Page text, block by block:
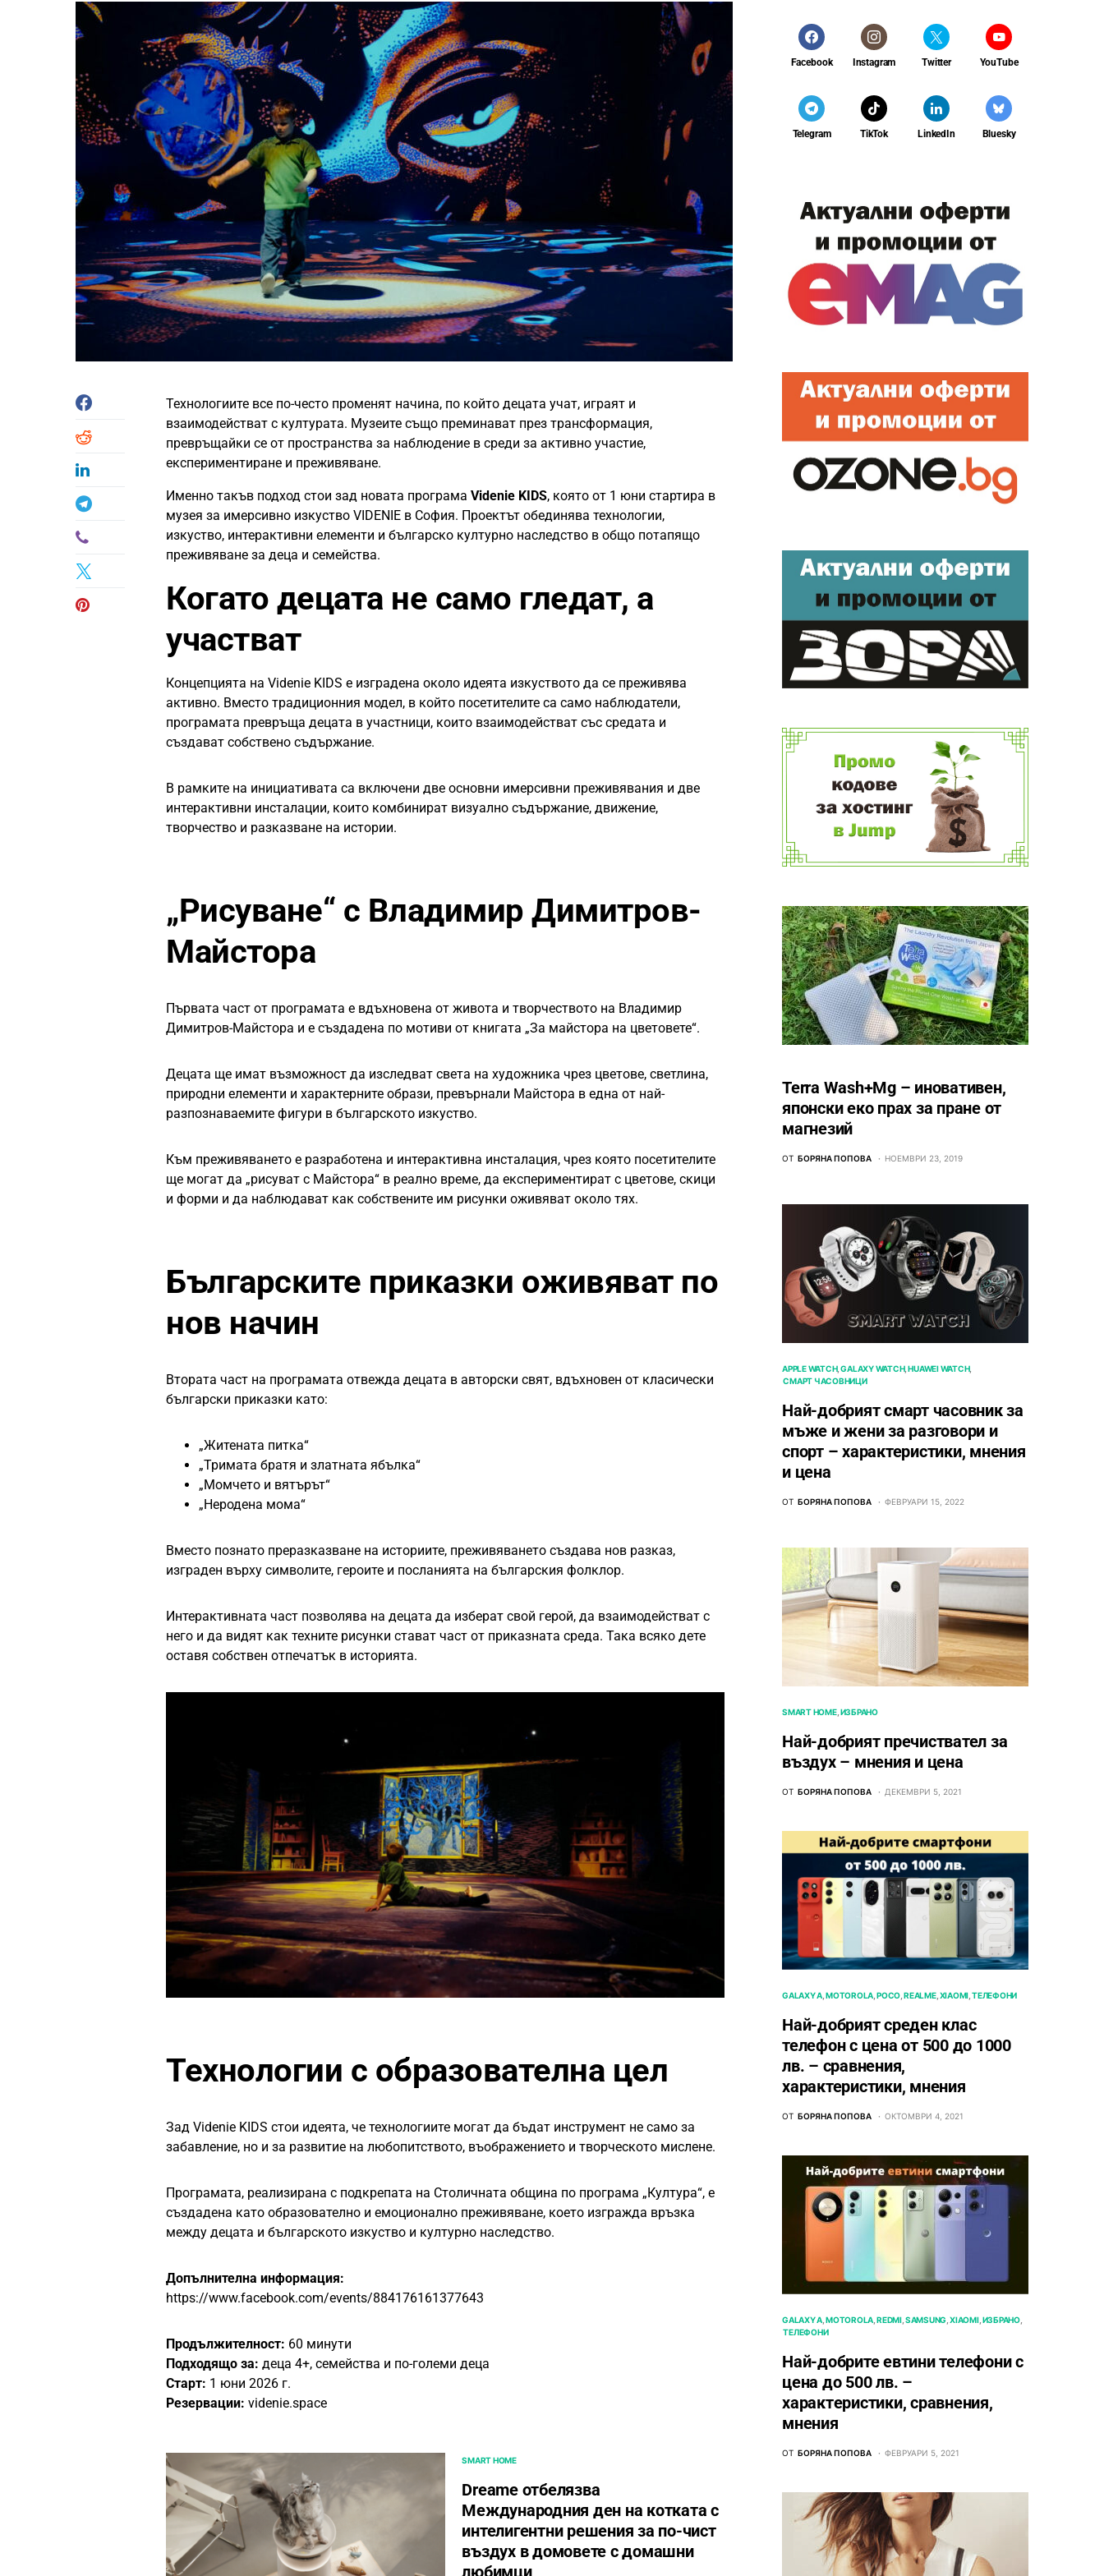
Технологиите все по-често променят начина, по който децата учат, играят и
взаимодействат с културата. Музеите също преминават през трансформация,
превръщайки се от пространства за наблюдение в среди за активно участие,
експериментиране и преживяване.
Именно такъв подход стои зад новата програма Videnie KIDS, която от 1 юни стартира в
музея за имерсивно изкуство VIDENIE в София. Проектът обединява технологии,
изкуство, интерактивни елементи и българско културно наследство в общо потапящо
преживяване за деца и семейства.
Когато децата не само гледат, а
участват
Концепцията на Videnie KIDS е изградена около идеята изкуството да се преживява
активно. Вместо традиционния модел, в който посетителите са само наблюдатели,
програмата превръща децата в участници, които взаимодействат със средата и
създават собствено съдържание.
В рамките на инициативата са включени две основни имерсивни преживявания и две
интерактивни инсталации, които комбинират визуално съдържание, движение,
творчество и разказване на истории.
„Рисуване“ с Владимир Димитров-
Майстора
Първата част от програмата е вдъхновена от живота и творчеството на Владимир
Димитров-Майстора и е създадена по мотиви от книгата „За майстора на цветовете“.
Децата ще имат възможност да изследват света на художника чрез цветове, светлина,
природни елементи и характерните образи, превърнали Майстора в една от най-
разпознаваемите фигури в българското изкуство.
Към преживяването е разработена и интерактивна инсталация, чрез която посетителите
ще могат да „рисуват с Майстора“ в реално време, да експериментират с цветове, скици
и форми и да наблюдават как собствените им рисунки оживяват около тях.
Българските приказки оживяват по
нов начин
Втората част на програмата отвежда децата в авторски свят, вдъхновен от класически
български приказки като:
„Житената питка“
„Тримата братя и златната ябълка“
„Момчето и вятърът“
„Неродена мома“
Вместо познато преразказване на историите, преживяването създава нов разказ,
изграден върху символите, героите и посланията на българския фолклор.
Интерактивната част позволява на децата да изберат свой герой, да взаимодействат с
него и да видят как техните рисунки стават част от приказната среда. Така всяко дете
оставя собствен отпечатък в историята.
Технологии с образователна цел
Зад Videnie KIDS стои идеята, че технологиите могат да бъдат инструмент не само за
забавление, но и за развитие на любопитството, въображението и творческото мислене.
Програмата, реализирана с подкрепата на Столичната община по програма „Култура“, е
създадена като образователно и емоционално преживяване, което изгражда връзка
между децата и българското изкуство и културно наследство.
Допълнителна информация:
https://www.facebook.com/events/884176161377643
Продължителност: 60 минути
Подходящо за: деца 4+, семейства и по-големи деца
Старт: 1 юни 2026 г.
Резервации: videnie.space
SMART HOME
Dreame отбелязва
Международния ден на котката с
интелигентни решения за по-чист
въздух в домовете с домашни
любимци
Facebook Instagram Twitter YouTube
Telegram TikTok LinkedIn Bluesky
Terra Wash+Mg – иновативен,
японски еко прах за пране от
магнезий
ОТ БОРЯНА ПОПОВА НОЕМВРИ 23, 2019
APPLE WATCH GALAXY WATCH HUAWEI WATCH
СМАРТ ЧАСОВНИЦИ
Най-добрият смарт часовник за
мъже и жени за разговори и
спорт – характеристики, мнения
и цена
ОТ БОРЯНА ПОПОВА ФЕВРУАРИ 15, 2022
SMART HOME ИЗБРАНО
Най-добрият пречиствател за
въздух – мнения и цена
ОТ БОРЯНА ПОПОВА ДЕКЕМВРИ 5, 2021
GALAXY A MOTOROLA POCO REALME XIAOMI ТЕЛЕФОНИ
Най-добрият среден клас
телефон с цена от 500 до 1000
лв. – сравнения,
характеристики, мнения
ОТ БОРЯНА ПОПОВА ОКТОМВРИ 4, 2021
GALAXY A MOTOROLA REDMI SAMSUNG XIAOMI ИЗБРАНО
ТЕЛЕФОНИ
Най-добрите евтини телефони с
ценa до 500 лв. –
характeристики, сравнения,
мнения
ОТ БОРЯНА ПОПОВА ФЕВРУАРИ 5, 2021